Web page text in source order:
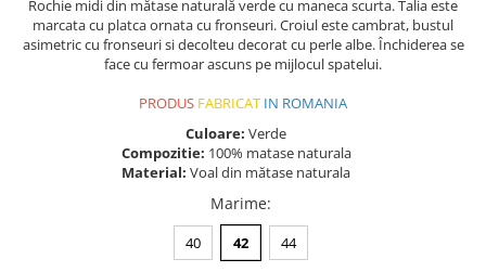
Rochie midi din mătase naturală verde cu maneca scurta. Talia este
marcata cu platca ornata cu fronseuri. Croiul este cambrat, bustul
asimetric cu fronseuri si decolteu decorat cu perle albe. Închiderea se
face cu fermoar ascuns pe mijlocul spatelui.
PRODUS FABRICAT IN ROMANIA
Culoare: Verde
Compozitie: 100% matase naturala
Material: Voal din mătase naturala
Marime:
40 42 44